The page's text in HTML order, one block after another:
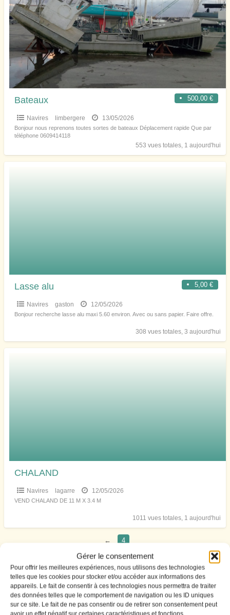
Gérer le consentement
Pour offrir les meilleures expériences, nous utilisons des technologies
telles que les cookies pour stocker et/ou accéder aux informations des
appareils. Le fait de consentir à ces technologies nous permettra de traiter
des données telles que le comportement de navigation ou les ID uniques
sur ce site. Le fait de ne pas consentir ou de retirer son consentement peut
500,00 €
Bateaux
Navires limbergere 13/05/2026
Bonjour nous reprenons toutes sortes de bateaux Déplacement rapide Que par
téléphone 0609414118
553 vues totales, 1 aujourd'hui
5,00 €
Lasse alu
Navires gaston 12/05/2026
Bonjour recherche lasse alu maxi 5.60 environ. Avec ou sans papier. Faire offre.
308 vues totales, 3 aujourd'hui
CHALAND
Navires lagarre 12/05/2026
VEND CHALAND DE 11 M X 3.4 M
1011 vues totales, 1 aujourd'hui
← 4
Affiner les résultats